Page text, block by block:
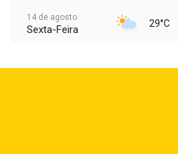
14 de agosto
Sexta-Feira 29°C